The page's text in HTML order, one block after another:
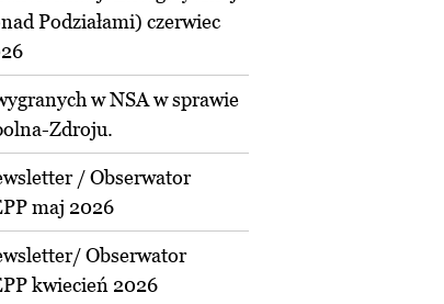
Podziałami) czerwiec
w NSA w sprawie
Zdroju.
/ Obserwator
maj 2026
Obserwator
kwiecień 2026